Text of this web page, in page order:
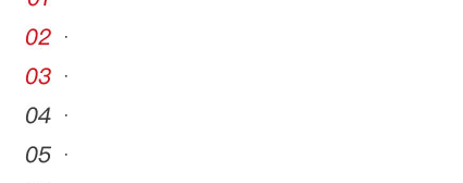
·
·
·
·